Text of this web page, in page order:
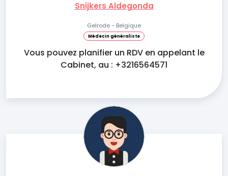
Snijkers Aldegonda
Gelrode - Belgique
Médecin généraliste
Vous pouvez planifier un RDV en appelant le
Cabinet, au : +3216564571